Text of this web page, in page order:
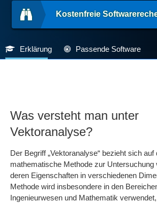
Kostenfreie
Erklärung Passende Software
Was versteht man unter
Vektoranalyse?
Der Begriff „Vektoranalyse“ bezieht sich auf
mathematische Methode zur Untersuchung
deren Eigenschaften in verschiedenen
Methode wird insbesondere in den
Ingenieurwesen und Mathematik